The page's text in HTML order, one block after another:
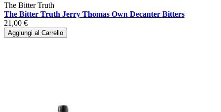
The Bitter Truth
The Bitter Truth Jerry Thomas Own Decanter Bitters
21,00 €
Aggiungi al Carrello